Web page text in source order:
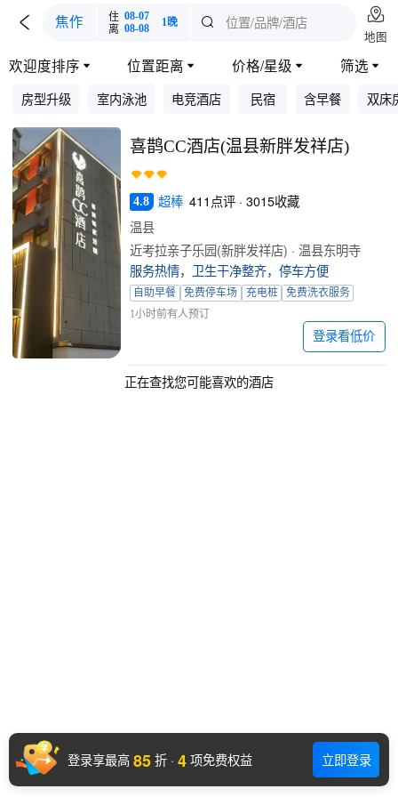
 焦作 住 08-07
离 08-08 1晚  位置/品牌/酒店 
地图
欢迎度排序  位置距离  价格/星级  筛选 
房型升级 室内泳池 电竞酒店 民宿 含早餐 双床
喜鹊CC酒店(温县新胖发祥店)
4.8 超棒 411点评 · 3015收藏
温县
近考拉亲子乐园(新胖发祥店) · 温县东明寺
服务热情，卫生干净整齐，停车方便
自助早餐 免费停车场 充电桩
免费洗衣服务
1小时前有人预订
登录看低价
正在查找您可能喜欢的酒店
登录享最高 85 折 · 4 项免费权益 立即登录